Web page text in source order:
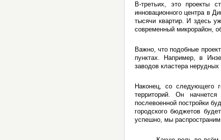
В-третьих, это проекты
инновационного центра в
тысячи квартир. И здесь
современный микрорайон,
Важно, что подобные
пунктах. Например, в
заводов кластера
Наконец, со следующего
территорий. Он
послевоенной постройки
городского бюджетов
успешно, мы распространим